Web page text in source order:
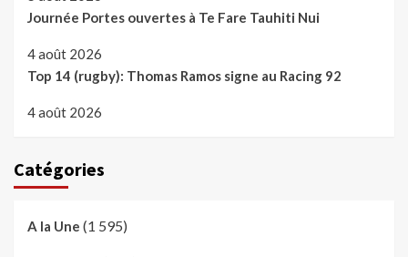
Journée Portes ouvertes à Te Fare Tauhiti Nui
4 août 2026
Top 14 (rugby): Thomas Ramos signe au Racing 92
4 août 2026
Catégories
A la Une (1 595)